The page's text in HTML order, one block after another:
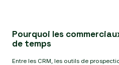
Pourquoi les
de temps
Entre les CRM, les outils de